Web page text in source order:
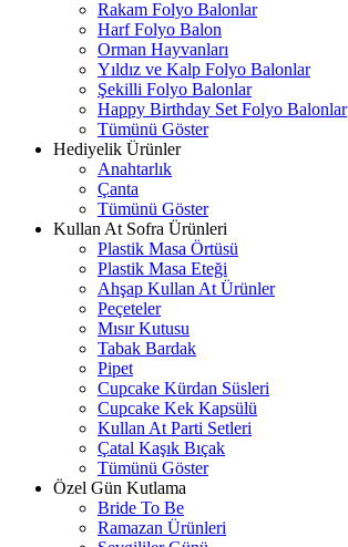
Rakam Folyo Balonlar
Harf Folyo Balon
Orman Hayvanları
Yıldız ve Kalp Folyo Balonlar
Şekilli Folyo Balonlar
Happy Birthday Set Folyo Balonlar
Tümünü Göster
Hediyelik Ürünler
Anahtarlık
Çanta
Tümünü Göster
Kullan At Sofra Ürünleri
Plastik Masa Örtüsü
Plastik Masa Eteği
Ahşap Kullan At Ürünler
Peçeteler
Mısır Kutusu
Tabak Bardak
Pipet
Cupcake Kürdan Süsleri
Cupcake Kek Kapsülü
Kullan At Parti Setleri
Çatal Kaşık Bıçak
Tümünü Göster
Özel Gün Kutlama
Bride To Be
Ramazan Ürünleri